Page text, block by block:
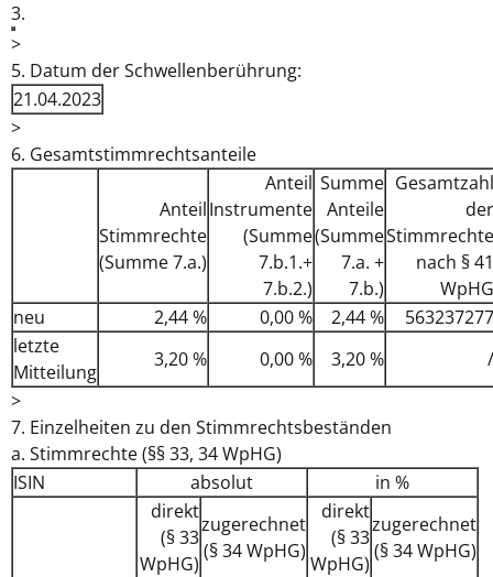
3.
>
5. Datum der Schwellenberührung:
21.04.2023
>
6. Gesamtstimmrechtsanteile
Anteil
Stimmrechte
(Summe 7.a.)
Anteil
Instrumente
(Summe
7.b.1.+
7.b.2.)
Summe
Anteile
(Summe
7.a. +
7.b.)
Gesamtzahl
der
Stimmrechte
nach § 41
WpHG
neu
2,44 % 0,00 % 2,44 %
563237277
letzte
Mitteilung
3,20 % 0,00 % 3,20 %
/
>
7. Einzelheiten zu den Stimmrechtsbeständen
a. Stimmrechte (§§ 33, 34 WpHG)
ISIN
absolut
in %
direkt
(§ 33
WpHG)
zugerechnet
(§ 34 WpHG)
direkt
(§ 33
WpHG)
zugerechnet
(§ 34 WpHG)